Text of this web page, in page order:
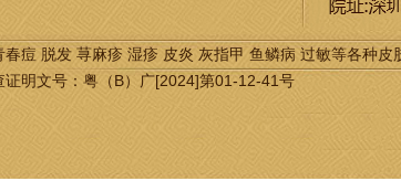
春痘 脱发 荨麻疹 湿疹 皮炎 灰指甲 鱼鳞病 过敏等各种皮
证明文号：粤（B）广[2024]第01-12-41号